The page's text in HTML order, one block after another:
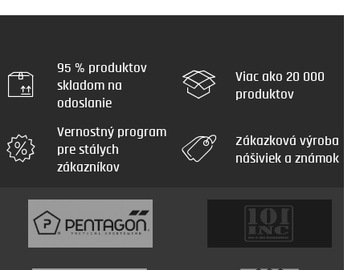
l
c
r
v
95 % produktov
skladom na
odoslanie
Viac ako 20 000
produktov
Vernostný program
pre stálych
zákazníkov
Zákazková výroba
nášiviek a známok